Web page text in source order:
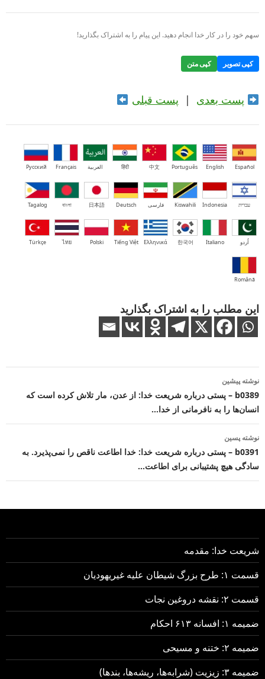
سهم خود را در کار خدا انجام دهید. این پیام را به اشتراک بگذارید!
کپی تصویر کپی متن
پست بعدی | پست قبلی
Español
English
Português
中文
हिंदी العربية Français
Русский
עברית Indonesia
Kiswahili فارسی Deutsch
日本語
বাংলা
Tagalog
اُردو Italiano
한국어
Ελληνικά
Tiếng Việt
Polski
ไทย
Türkçe
Română
این مطلب را به اشتراک بگذارید
ناوبری
نوشته
نوشته پیشین
b0389 – پستی درباره شریعت خدا: از عدن، مار تلاش کرده است که
انسان‌ها را به نافرمانی از خدا…
نوشته پسین
b0391 – پستی درباره شریعت خدا: خدا اطاعت ناقص را نمی‌پذیرد. به
سادگی هیچ پشتیبانی برای اطاعت…
شریعت خدا: مقدمه
قسمت ۱: طرح بزرگ شیطان علیه غیریهودیان
قسمت ۲: نقشه دروغین نجات
ضمیمه ۱: افسانه ۶۱۳ احکام
ضمیمه ۲: ختنه و مسیحی
ضمیمه ۳: زیزیت (شرابه‌ها، ریشه‌ها، بندها)